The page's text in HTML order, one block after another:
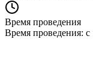
Время проведения
Время проведения: с